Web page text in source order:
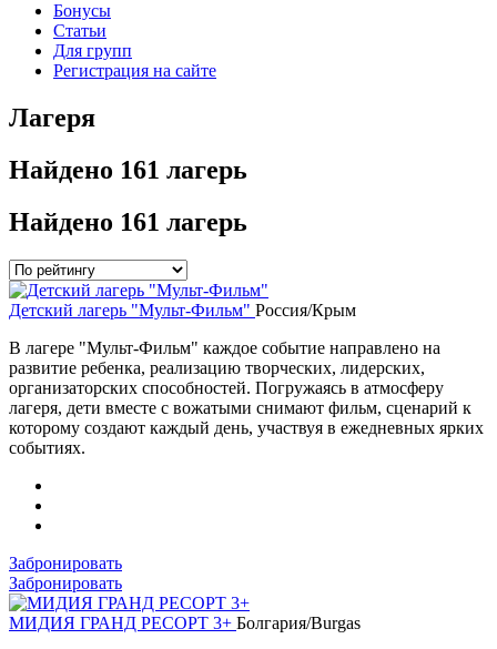
Бонусы
Статьи
Для групп
Регистрация на сайте
Лагеря
Найдено 161 лагерь
Найдено 161 лагерь
Детский лагерь "Мульт-Фильм" Россия/Крым
В лагере "Мульт-Фильм" каждое событие направлено на
развитие ребенка, реализацию творческих, лидерских,
организаторских способностей. Погружаясь в атмосферу
лагеря, дети вместе с вожатыми снимают фильм, сценарий к
которому создают каждый день, участвуя в ежедневных ярких
событиях.
Забронировать
Забронировать
МИДИЯ ГРАНД РЕСОРТ 3+ Болгария/Burgas